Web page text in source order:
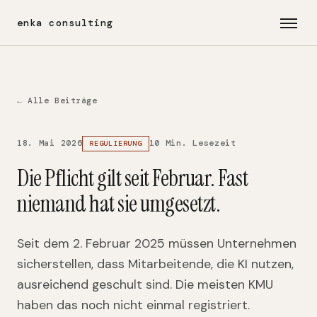
enka consulting
← Alle Beiträge
18. Mai 2026 REGULIERUNG 10 Min. Lesezeit
Die Pflicht gilt seit Februar. Fast
niemand hat sie umgesetzt.
Seit dem 2. Februar 2025 müssen Unternehmen
sicherstellen, dass Mitarbeitende, die KI nutzen,
ausreichend geschult sind. Die meisten KMU
haben das noch nicht einmal registriert.